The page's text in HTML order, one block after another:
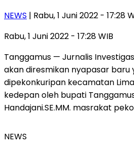
NEWS | Rabu, 1 Juni 2022 - 17:28
Rabu, 1 Juni 2022 - 17:28 WIB
Tanggamus — Jurnalis
akan diresmikan nyapasar
dipekonkuripan kecamatan
kedepan oleh bupati
Handajani.SE.MM. masrakat
NEWS